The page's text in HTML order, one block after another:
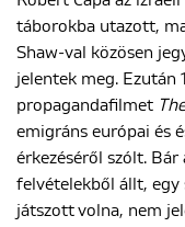
táborokba utazott,
Shaw-val közösen
jelentek meg. Ezután
propagandafilmet
emigráns európai és
érkezéséről szólt.
felvételekből állt, egy
játszott volna, nem